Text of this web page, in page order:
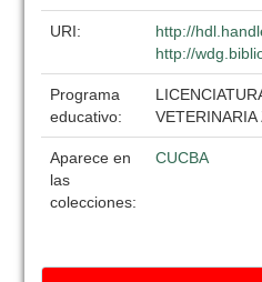
URI:
http://
http://
Programa
educativo:
Aparece en
las
colecciones:
CUCBA